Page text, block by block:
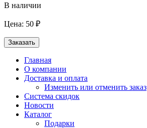
В наличии
Цена: 50 ₽
Заказать
Главная
О компании
Доставка и оплата
Изменить или отменить заказ
Система скидок
Новости
Каталог
Подарки